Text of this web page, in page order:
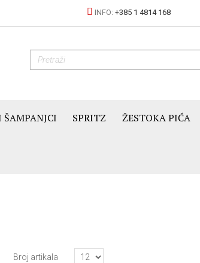
INFO: +385 1 4814 168
ŠAMPANJCI SPRITZ ŽESTOKA PIĆA
Broj artikala